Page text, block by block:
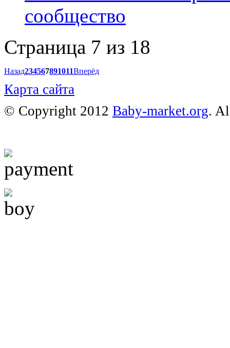
сообщество
Страница 7 из 18
Назад234567891011Вперёд
Карта сайта
© Copyright 2012 Baby-market.org.